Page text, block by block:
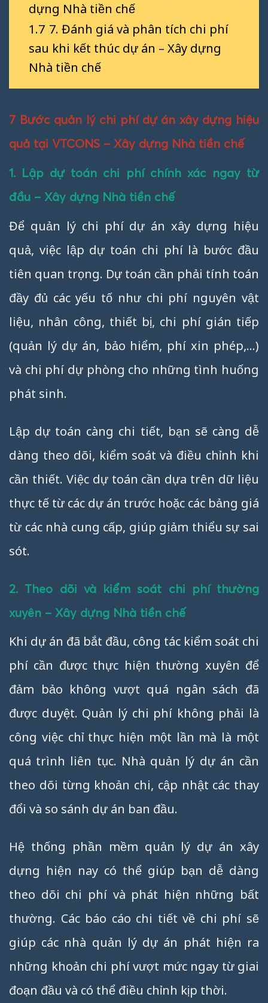
dựng Nhà tiền chế
1.7 7. Đánh giá và phân tích chi phí
sau khi kết thúc dự án – Xây dựng
Nhà tiền chế
7 Bước quản lý chi phí dự án xây dựng hiệu
quả tại VTCONS – Xây dựng Nhà tiền chế
1. Lập dự toán chi phí chính xác ngay từ
đầu – Xây dựng Nhà tiền chế
Để quản lý chi phí dự án xây dựng hiệu
quả, việc lập dự toán chi phí là bước đầu
tiên quan trọng. Dự toán cần phải tính toán
đầy đủ các yếu tố như chi phí nguyên vật
liệu, nhân công, thiết bị, chi phí gián tiếp
(quản lý dự án, bảo hiểm, phí xin phép,…)
và chi phí dự phòng cho những tình huống
phát sinh.
Lập dự toán càng chi tiết, bạn sẽ càng dễ
dàng theo dõi, kiểm soát và điều chỉnh khi
cần thiết. Việc dự toán cần dựa trên dữ liệu
thực tế từ các dự án trước hoặc các bảng giá
từ các nhà cung cấp, giúp giảm thiểu sự sai
sót.
2. Theo dõi và kiểm soát chi phí thường
xuyên – Xây dựng Nhà tiền chế
Khi dự án đã bắt đầu, công tác kiểm soát chi
phí cần được thực hiện thường xuyên để
đảm bảo không vượt quá ngân sách đã
được duyệt. Quản lý chi phí không phải là
công việc chỉ thực hiện một lần mà là một
quá trình liên tục. Nhà quản lý dự án cần
theo dõi từng khoản chi, cập nhật các thay
đổi và so sánh dự án ban đầu.
Hệ thống phần mềm quản lý dự án xây
dựng hiện nay có thể giúp bạn dễ dàng
theo dõi chi phí và phát hiện những bất
thường. Các báo cáo chi tiết về chi phí sẽ
giúp các nhà quản lý dự án phát hiện ra
những khoản chi phí vượt mức ngay từ giai
đoạn đầu và có thể điều chỉnh kịp thời.